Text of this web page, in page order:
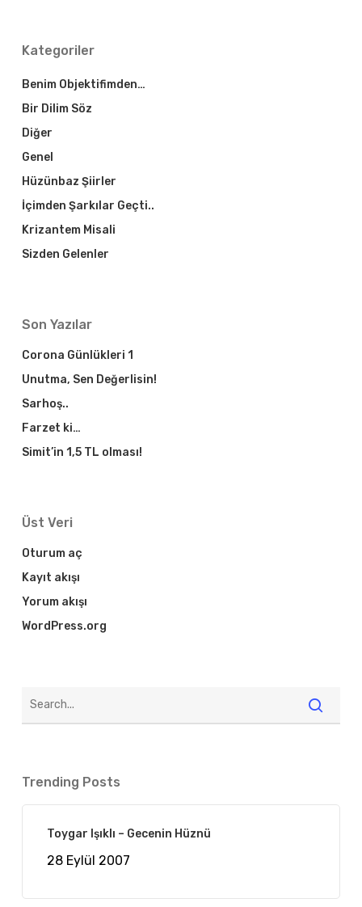
Kategoriler
Benim Objektifimden…
Bir Dilim Söz
Diğer
Genel
Hüzünbaz Şiirler
İçimden Şarkılar Geçti..
Krizantem Misali
Sizden Gelenler
Son Yazılar
Corona Günlükleri 1
Unutma, Sen Değerlisin!
Sarhoş..
Farzet ki…
Simit’in 1,5 TL olması!
Üst Veri
Oturum aç
Kayıt akışı
Yorum akışı
WordPress.org
Trending Posts
Toygar Işıklı – Gecenin Hüznü
28 Eylül 2007